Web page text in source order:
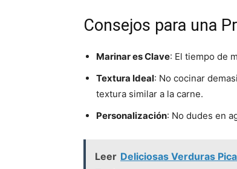
Consejos para una
Marinar es Clave: El tiempo de
Textura Ideal: No cocinar
textura similar a la carne.
Personalización: No dudes en
Leer Deliciosas Verduras